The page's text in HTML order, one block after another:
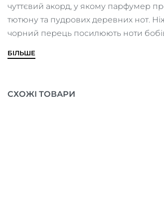
чуттєвий акорд, у якому парфумер
тютюну та пудрових деревних нот.
чорний перець посилюють ноти
БІЛЬШЕ
СХОЖІ ТОВАРИ